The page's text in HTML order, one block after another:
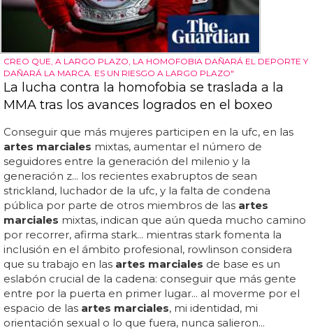
CREO QUE, A LARGO PLAZO, LA HOMOFOBIA DAÑARÁ EL DEPORTE Y
DAÑARÁ LA MARCA. ES UN RIESGO A LARGO PLAZO"
La lucha contra la homofobia se traslada a la
MMA tras los avances logrados en el boxeo
Conseguir que más mujeres participen en la ufc, en las
artes marciales mixtas, aumentar el número de
seguidores entre la generación del milenio y la
generación z... los recientes exabruptos de sean
strickland, luchador de la ufc, y la falta de condena
pública por parte de otros miembros de las artes
marciales mixtas, indican que aún queda mucho camino
por recorrer, afirma stark... mientras stark fomenta la
inclusión en el ámbito profesional, rowlinson considera
que su trabajo en las artes marciales de base es un
eslabón crucial de la cadena: conseguir que más gente
entre por la puerta en primer lugar... al moverme por el
espacio de las artes marciales, mi identidad, mi
orientación sexual o lo que fuera, nunca salieron...